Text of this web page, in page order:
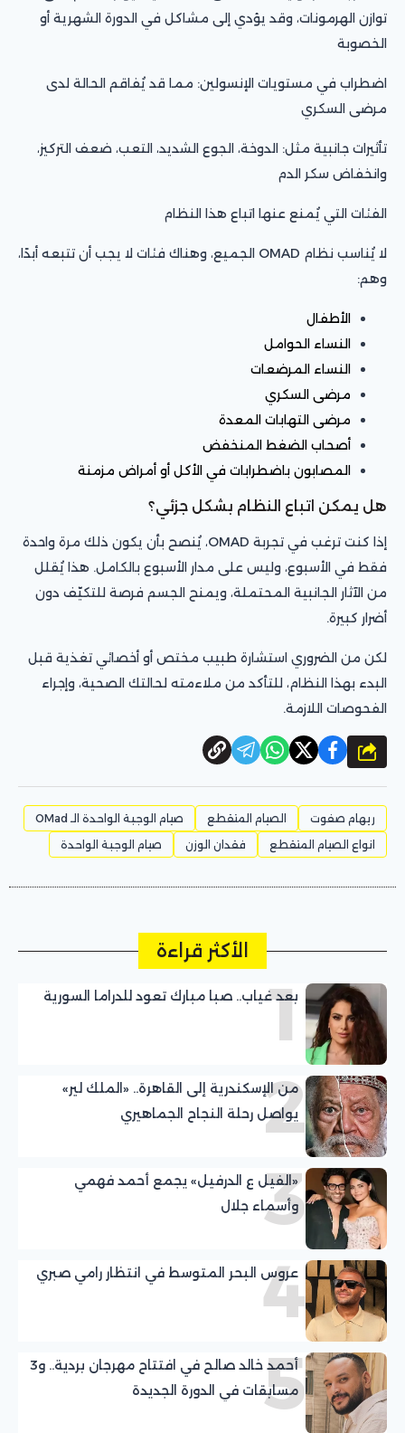
توازن الهرمونات، وقد يؤدي إلى مشاكل في الدورة الشهرية أو
الخصوبة
اضطراب في مستويات الإنسولين: مما قد يُفاقم الحالة لدى
مرضى السكري
تأثيرات جانبية مثل: الدوخة، الجوع الشديد، التعب، ضعف التركيز،
وانخفاض سكر الدم
الفئات التي يُمنع عنها اتباع هذا النظام
لا يُناسب نظام OMAD الجميع، وهناك فئات لا يجب أن تتبعه أبدًا،
وهم:
الأطفال
النساء الحوامل
النساء المرضعات
مرضى السكري
مرضى التهابات المعدة
أصحاب الضغط المنخفض
المصابون باضطرابات في الأكل أو أمراض مزمنة
هل يمكن اتباع النظام بشكل جزئي؟
إذا كنت ترغب في تجربة OMAD، يُنصح بأن يكون ذلك مرة واحدة
فقط في الأسبوع، وليس على مدار الأسبوع بالكامل. هذا يُقلل
من الآثار الجانبية المحتملة، ويمنح الجسم فرصة للتكيّف دون
أضرار كبيرة.
لكن من الضروري استشارة طبيب مختص أو أخصائي تغذية قبل
البدء بهذا النظام، للتأكد من ملاءمته لحالتك الصحية، وإجراء
الفحوصات اللازمة.
شارك
ريهام صفوت الصيام المتقطع
صيام الوجبة الواحدة الـ OMad
انواع الصيام المتقطع
فقدان الوزن صيام الوجبة الواحدة
الأكثر قراءة
1
بعد غياب.. صبا مبارك تعود للدراما السورية
2
من الإسكندرية إلى القاهرة.. «الملك لير»
يواصل رحلة النجاح الجماهيري
3
«الفيل ع الدرفيل» يجمع أحمد فهمي
وأسماء جلال
4
عروس البحر المتوسط في انتظار رامي صبري
5
أحمد خالد صالح في افتتاح مهرجان بردية.. و3
مسابقات في الدورة الجديدة